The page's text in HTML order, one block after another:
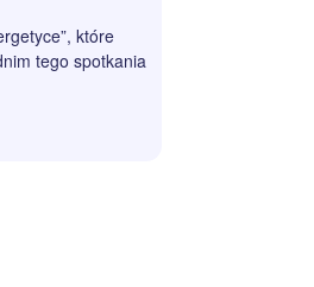
które
tego spotkania